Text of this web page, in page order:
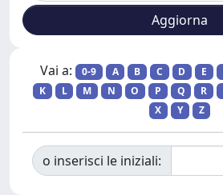
Vai a: 0-9 A B C D E
K
L M N O P Q R
X
Y Z
o inserisci le iniziali: